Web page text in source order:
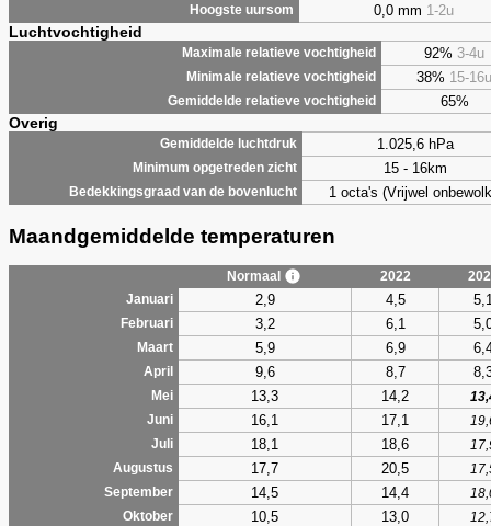
Hoogste uursom 0,0 mm 1-2u
Luchtvochtigheid
Maximale relatieve vochtigheid 92% 3-4u
Minimale relatieve vochtigheid 38% 15-16u
Gemiddelde relatieve vochtigheid 65%
Overig
Gemiddelde luchtdruk 1.025,6 hPa
Minimum opgetreden zicht 15 - 16km
Bedekkingsgraad van de bovenlucht 1 octa's (Vrijwel
Maandgemiddelde temperaturen
Normaal 2022
Januari
2,9 4,5
Februari 3,2 6,1
Maart 5,9 6,9
April 9,6 8,7
Mei 13,3 14,2
Juni
16,1 17,1
Juli
18,1 18,6
Augustus
17,7 20,5
September
14,5 14,4
Oktober
10,5 13,0